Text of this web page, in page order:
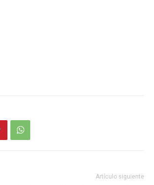
Artículo siguiente